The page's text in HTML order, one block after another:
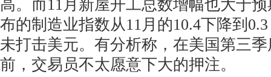
高。而11月新屋开工总数增幅也大于
布的制造业指数从11月的10.4下降到
未打击美元。有分析称，在美国第三
前，交易员不太愿意下大的押注。